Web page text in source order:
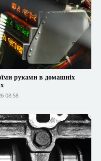
руками в домашніх
08:58